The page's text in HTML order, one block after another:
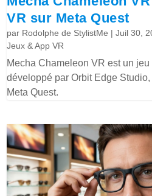
VR sur Meta Quest
par Rodolphe de StylistMe |Juil 30,
Jeux & App VR
Mecha Chameleon VR est un
développé par Orbit Edge
Meta Quest.